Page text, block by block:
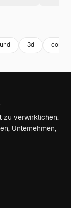
3d
zu verwirklichen.
Unternehmen,